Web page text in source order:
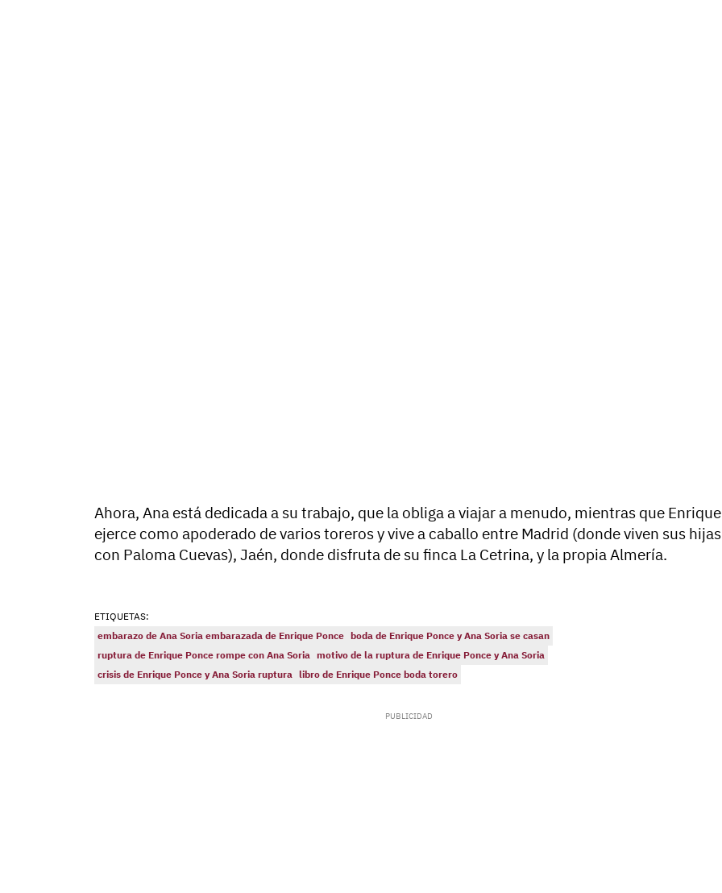
Ahora, Ana está dedicada a su trabajo, que la obliga a viajar a menudo, mientras que Enrique
ejerce como apoderado de varios toreros y vive a caballo entre Madrid (donde viven sus hijas
con Paloma Cuevas), Jaén, donde disfruta de su finca La Cetrina, y la propia Almería.
ETIQUETAS:
embarazo de Ana Soria embarazada de Enrique Ponce boda de Enrique Ponce y Ana Soria se casan
ruptura de Enrique Ponce rompe con Ana Soria motivo de la ruptura de Enrique Ponce y Ana Soria
crisis de Enrique Ponce y Ana Soria ruptura libro de Enrique Ponce boda torero